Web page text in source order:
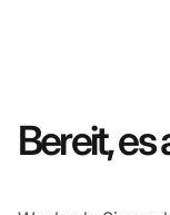
Bereit,